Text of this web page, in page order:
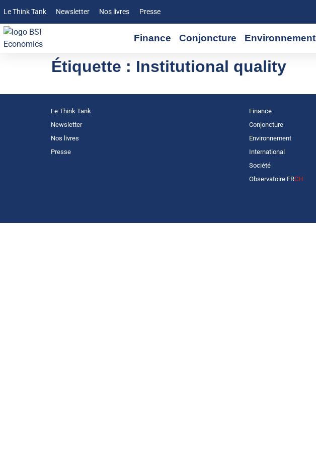
Le Think Tank Newsletter Nos livres Presse
Finance Conjoncture Environnement
Étiquette : Institutional quality
Le Think Tank
Newsletter
Nos livres
Presse
Finance
Conjoncture
Environnement
International
Société
Observatoire FRCH